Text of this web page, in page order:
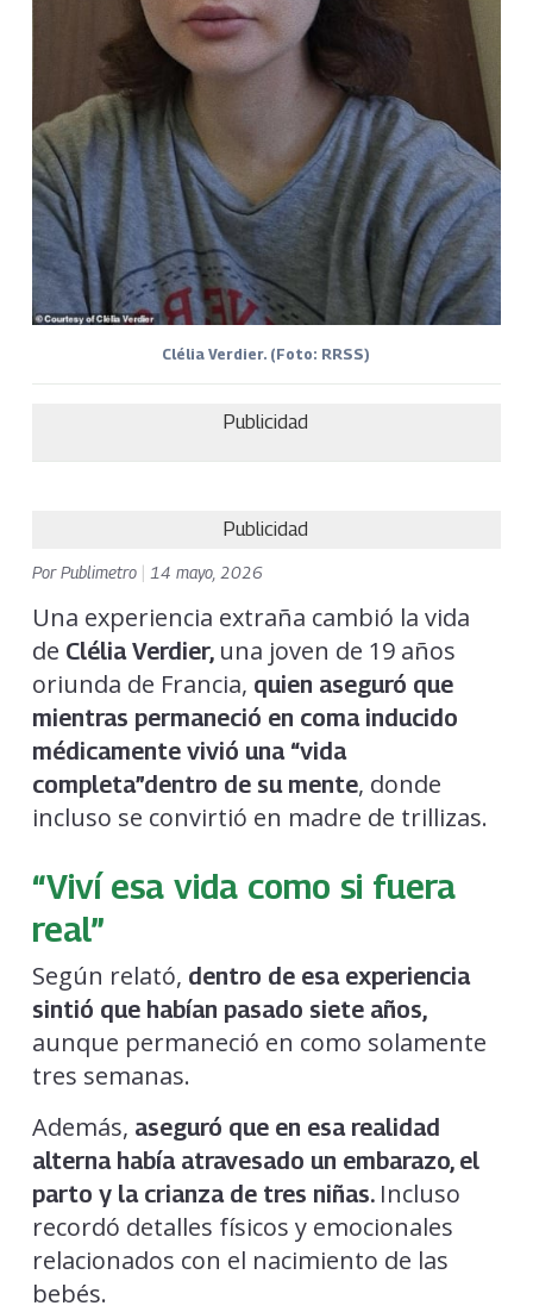
Clélia Verdier. (Foto: RRSS)
Publicidad
Publicidad
PorPublimetro 14 mayo, 2026
Una experiencia extraña cambió la vida
de Clélia Verdier, una joven de 19 años
oriunda de Francia, quien aseguró que
mientras permaneció en coma inducido
médicamente vivió una “vida
completa”dentro de su mente, donde
incluso se convirtió en madre de trillizas.
“Viví esa vida como si fuera
real”
Según relató, dentro de esa experiencia
sintió que habían pasado siete años,
aunque permaneció en como solamente
tres semanas.
Además, aseguró que en esa realidad
alterna había atravesado un embarazo, el
parto y la crianza de tres niñas. Incluso
recordó detalles físicos y emocionales
relacionados con el nacimiento de las
bebés.